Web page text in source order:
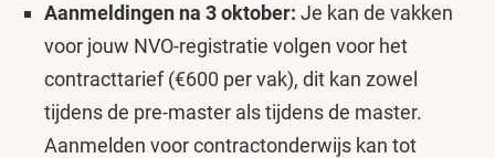
Aanmeldingen na 3 oktober: Je kan de vakken
voor jouw NVO-registratie volgen voor het
contracttarief (€600 per vak), dit kan zowel
tijdens de pre-master als tijdens de master.
Aanmelden voor contractonderwijs kan tot